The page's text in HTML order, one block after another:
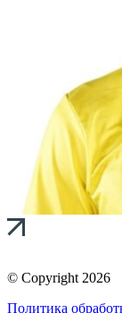
© Copyright 2026
Политика